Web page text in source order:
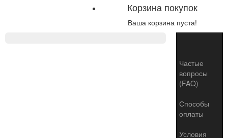
Корзина покупок
Ваша корзина пуста!
Частые
вопросы
(FAQ)
Способы
оплаты
Условия